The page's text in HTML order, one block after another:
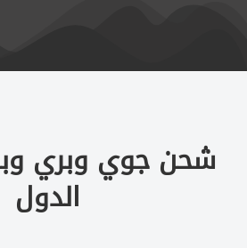
شحن جوي وبري
الدول